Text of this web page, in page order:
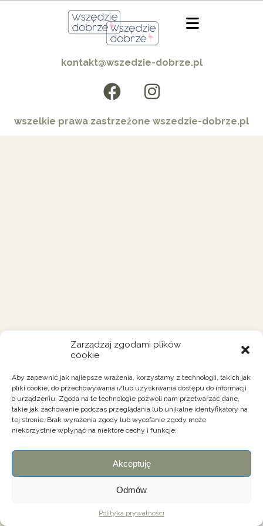
Zarządzaj zgodami plików
cookie
Aby zapewnić jak najlepsze wrażenia, korzystamy z technologii, takich jak
pliki cookie, do przechowywania i/lub uzyskiwania dostępu do informacji
o urządzeniu. Zgoda na te technologie pozwoli nam przetwarzać dane,
takie jak zachowanie podczas przeglądania lub unikalne identyfikatory na
tej stronie. Brak wyrażenia zgody lub wycofanie zgody może
niekorzystnie wpłynąć na niektóre cechy i funkcje.
Akceptuję
Odmów
Polityka prywatności
kontakt@wszedzie-dobrze.pl
wszelkie prawa zastrzeżone wszedzie-dobrze.pl